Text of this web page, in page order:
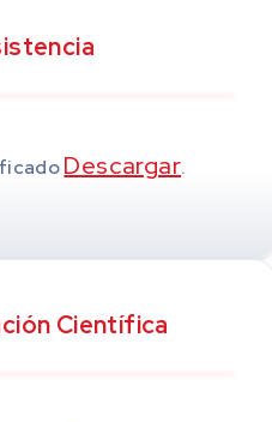
Descargar.
Científica